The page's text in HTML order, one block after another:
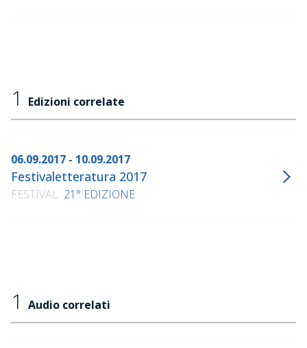
1 Edizioni correlate
06.09.2017 - 10.09.2017
Festivaletteratura 2017
FESTIVAL 21° EDIZIONE
1 Audio correlati